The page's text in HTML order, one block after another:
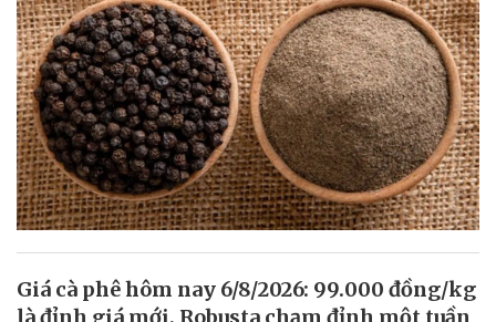
Giá cà phê hôm nay 6/8/2026: 99.000 đồng/kg
là đỉnh giá mới, Robusta chạm đỉnh một tuần